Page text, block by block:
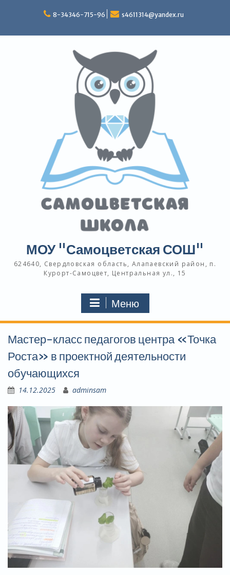
8-34346-715-96 s4611314@yandex.ru
МОУ "Самоцветская СОШ"
624640, Свердловская область, Алапаевский район, п.
Курорт-Самоцвет, Центральная ул., 15
Меню
Мастер-класс педагогов центра «Точка
Роста» в проектной деятельности
обучающихся
14.12.2025 adminsam